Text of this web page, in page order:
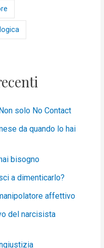
solo No Contact
da quando lo hai
bisogno
a dimenticarlo?
affettivo
del narcisista